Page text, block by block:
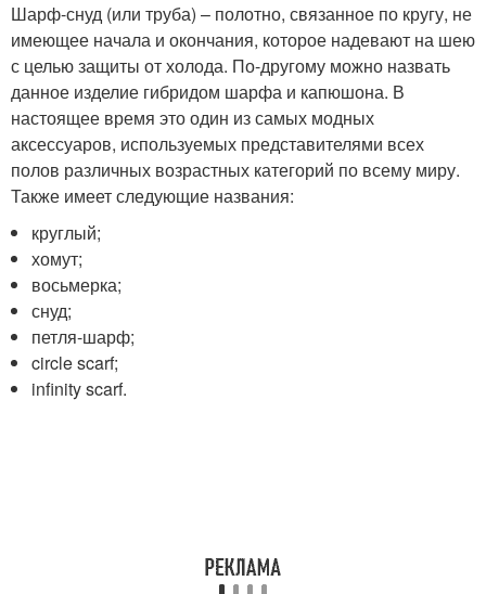
Шарф-снуд (или труба) – полотно, связанное по кругу, не
имеющее начала и окончания, которое надевают на шею
с целью защиты от холода. По-другому можно назвать
данное изделие гибридом шарфа и капюшона. В
настоящее время это один из самых модных
аксессуаров, используемых представителями всех
полов различных возрастных категорий по всему миру.
Также имеет следующие названия:
круглый;
хомут;
восьмерка;
снуд;
петля-шарф;
circle scarf;
infinity scarf.